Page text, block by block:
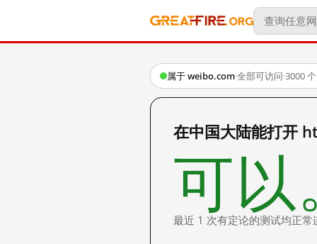
属于 weibo.com·全部可访问·3000
在中国大陆能打开
可以
最近 1 次有定论的测试均正常